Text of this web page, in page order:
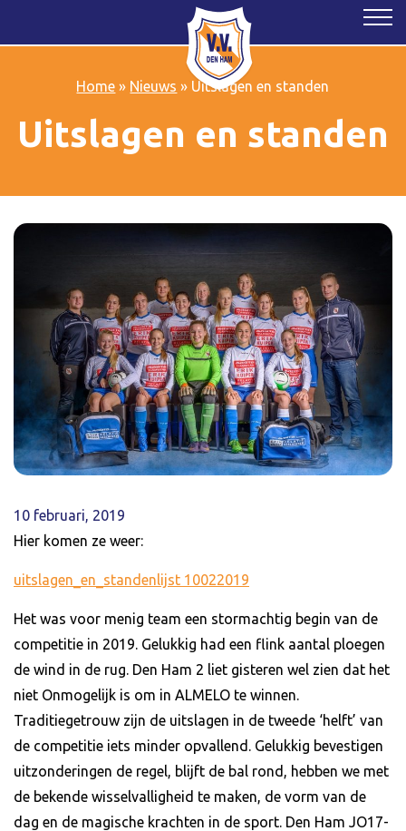
Home » Nieuws » Uitslagen en standen
Uitslagen en standen
10 februari, 2019
Hier komen ze weer:
uitslagen_en_standenlijst 10022019
Het was voor menig team een stormachtig begin van de
competitie in 2019. Gelukkig had een flink aantal ploegen
de wind in de rug. Den Ham 2 liet gisteren wel zien dat het
niet Onmogelijk is om in ALMELO te winnen.
Traditiegetrouw zijn de uitslagen in de tweede ‘helft’ van
de competitie iets minder opvallend. Gelukkig bevestigen
uitzonderingen de regel, blijft de bal rond, hebben we met
de bekende wisselvalligheid te maken, de vorm van de
dag en de magische krachten in de sport. Den Ham JO17-